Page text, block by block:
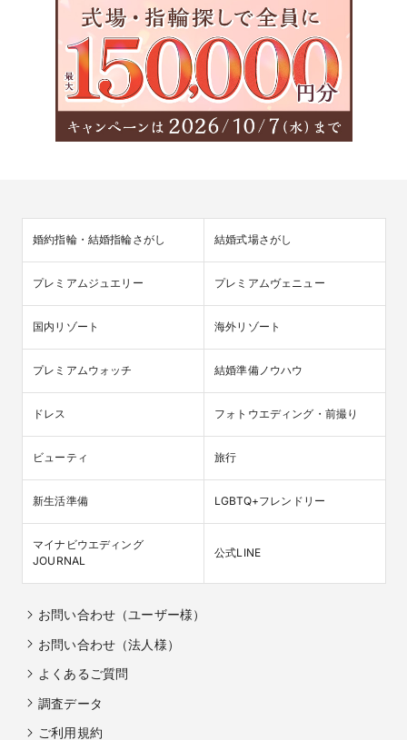
婚約指輪・結婚指輪さがし 結婚式場さがし
プレミアムジュエリー プレミアムヴェニュー
国内リゾート 海外リゾート
プレミアムウォッチ 結婚準備ノウハウ
ドレス フォトウエディング・前撮り
ビューティ 旅行
新生活準備 LGBTQ+フレンドリー
マイナビウエディング
JOURNAL
公式LINE
お問い合わせ（ユーザー様）
お問い合わせ（法人様）
よくあるご質問
調査データ
ご利用規約